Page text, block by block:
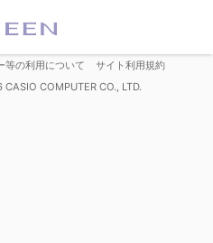
等の利用について
サイト利用規約
CASIO COMPUTER CO., LTD.